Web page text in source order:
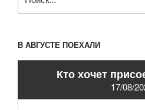
В АВГУСТЕ ПОЕХАЛИ
Кто хочет
17/08/